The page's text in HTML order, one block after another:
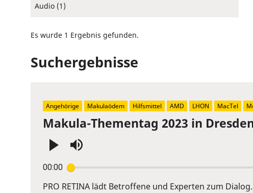
Audio (1)
Es wurde 1 Ergebnis gefunden.
Suchergebnisse
Makula-Thementag 2023 in
00:00
Enter
or
PRO RETINA lädt Betroffene und Experten zum Dialog.
Angehörige Makulaödem Hilfsmittel AMD LHON MacTel